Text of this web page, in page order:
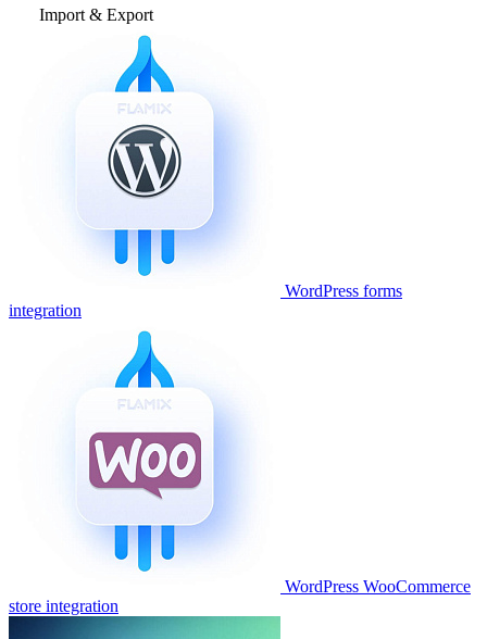
Import & Export
WordPress forms
integration
WordPress WooCommerce
store integration